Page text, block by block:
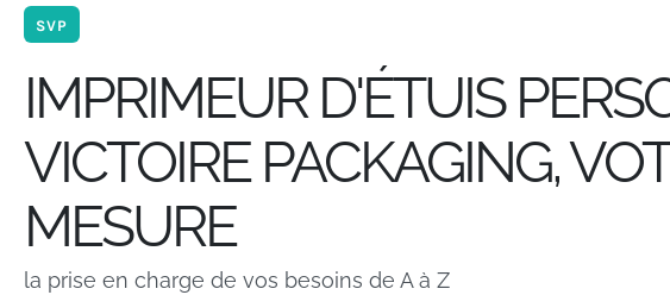
SVP
IMPRIMEUR D'ÉTUIS
VICTOIRE PACKAGING,
MESURE
la prise en charge de vos besoins de A à Z